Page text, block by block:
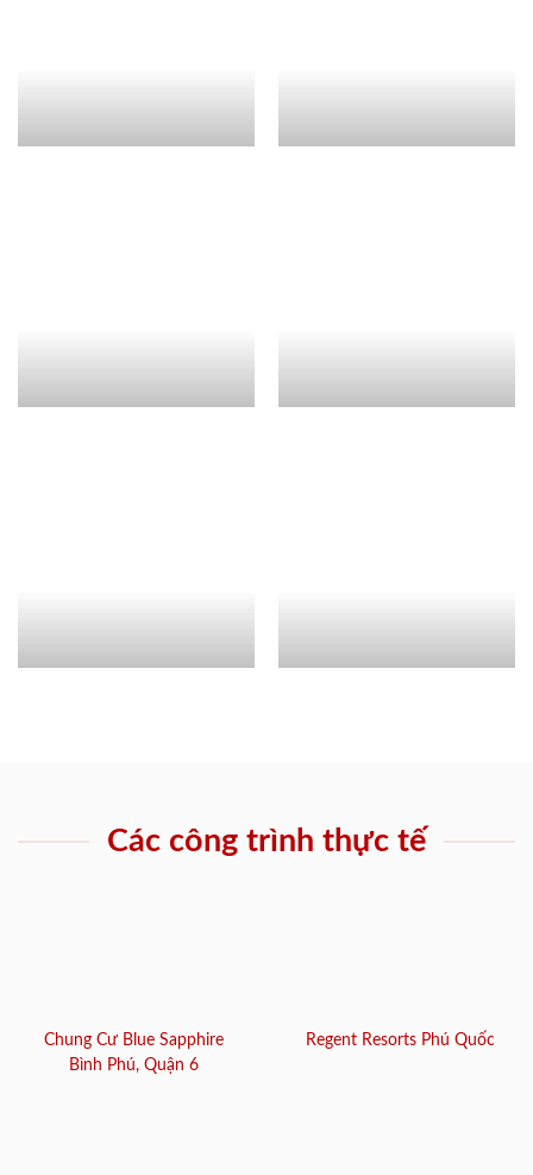
Các công trình thực tế
Chung Cư Blue Sapphire
Bình Phú, Quận 6
Regent Resorts Phú Quốc